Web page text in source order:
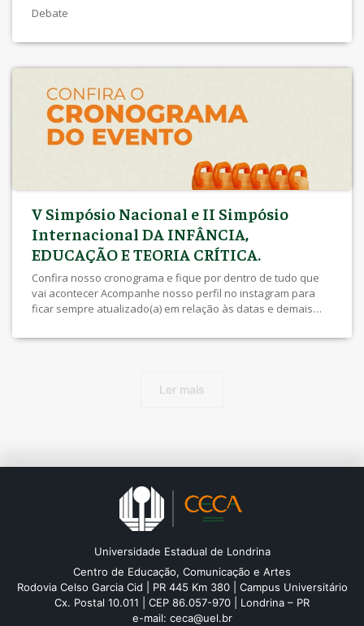
Debate
V Simpósio Nacional e II Simpósio
Internacional DA INFÂNCIA,
EDUCAÇÃO E TEORIA CRÍTICA.
Confira nosso cronograma e fique por dentro de tudo que
vai acontecer Acompanhe nosso perfil no instagram para
ficar sempre atualizado(a) em relação às datas e demais
Ler mais
Universidade Estadual de Londrina
Centro de Educação, Comunicação e Artes
Rodovia Celso Garcia Cid | PR 445 Km 380 | Campus Universitário
Cx. Postal 10.011 | CEP 86.057-970 | Londrina – PR
e-mail: ceca@uel.br